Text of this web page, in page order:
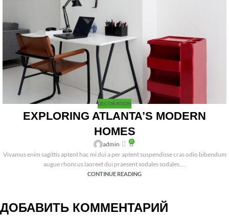
DECORATION
EXPLORING ATLANTA’S MODERN
HOMES
admin 0
Vivamus enim sagittis aptent hac mi dui a per aptent suspendisse cras odio bibendum
augue rhoncus laoreet dui praesent sodales sodales....
CONTINUE READING
ДОБАВИТЬ КОММЕНТАРИЙ